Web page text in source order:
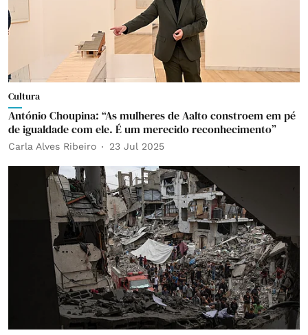
Cultura
António Choupina: “As mulheres de Aalto constroem em pé
de igualdade com ele. É um merecido reconhecimento”
Carla Alves Ribeiro 23 Jul 2025